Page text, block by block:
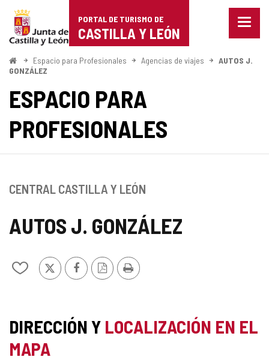
Portal
de
Turismo
de
Castilla
León
PORTAL DE TURISMO DE
CASTILLA Y LEÓN
Menu
InicioEspacio para Profesionales Agencias de viajes
AUTOS J.
GONZÁLEZ
ESPACIO PARA
PROFESIONALES
AUTOS J. GONZÁLEZ
Añadir/quitar
X FacebookVersión
PDF
Imprimir
CENTRAL CASTILLA Y LEÓN
DIRECCIÓN Y LOCALIZACIÓN EN EL
MAPA